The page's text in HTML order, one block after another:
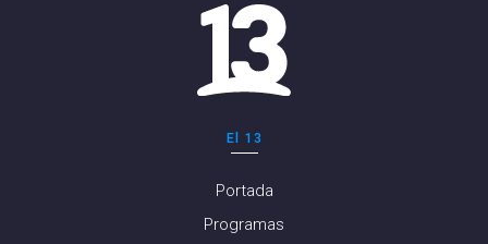
El 13
Portada
Programas